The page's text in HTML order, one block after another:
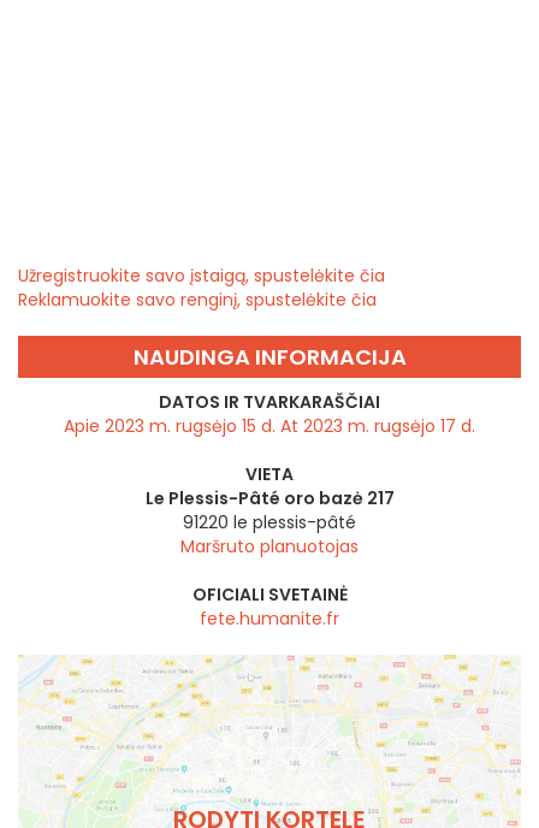
Užregistruokite savo įstaigą, spustelėkite čia
Reklamuokite savo renginį, spustelėkite čia
NAUDINGA INFORMACIJA
DATOS IR TVARKARAŠČIAI
Apie 2023 m. rugsėjo 15 d. At 2023 m. rugsėjo 17 d.
VIETA
Le Plessis-Pâté oro bazė 217
91220 le plessis-pâté
Maršruto planuotojas
OFICIALI SVETAINĖ
fete.humanite.fr
RODYTI KORTELĘ